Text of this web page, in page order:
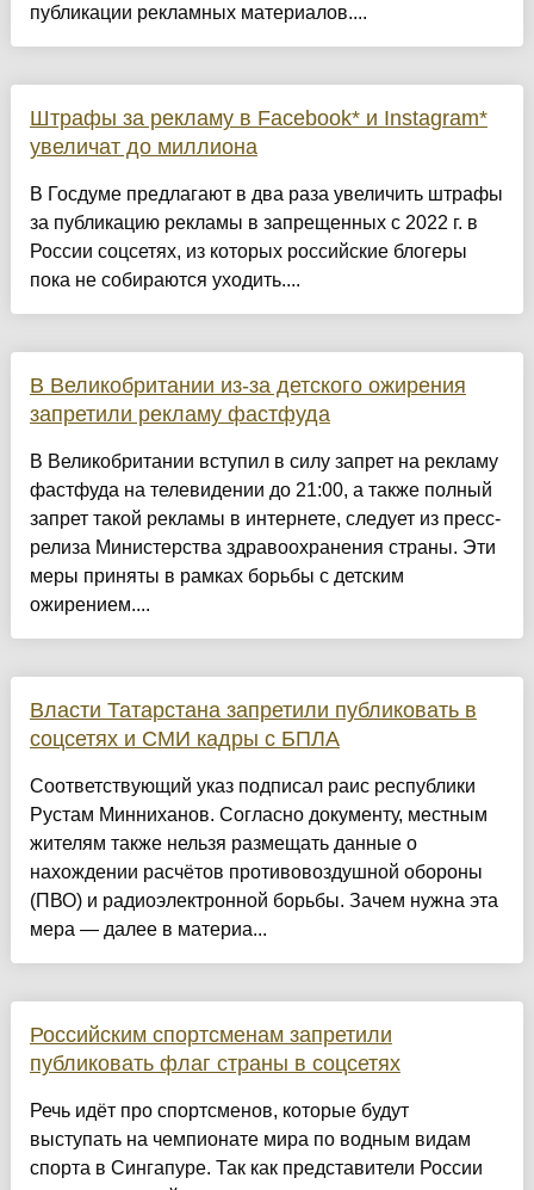
публикации рекламных материалов....
Штрафы за рекламу в Facebook* и Instagram*
увеличат до миллиона
В Госдуме предлагают в два раза увеличить штрафы
за публикацию рекламы в запрещенных с 2022 г. в
России соцсетях, из которых российские блогеры
пока не собираются уходить....
В Великобритании из-за детского ожирения
запретили рекламу фастфуда
В Великобритании вступил в силу запрет на рекламу
фастфуда на телевидении до 21:00, а также полный
запрет такой рекламы в интернете, следует из пресс-
релиза Министерства здравоохранения страны. Эти
меры приняты в рамках борьбы с детским
ожирением....
Власти Татарстана запретили публиковать в
соцсетях и СМИ кадры с БПЛА
Соответствующий указ подписал раис республики
Рустам Минниханов. Согласно документу, местным
жителям также нельзя размещать данные о
нахождении расчётов противовоздушной обороны
(ПВО) и радиоэлектронной борьбы. Зачем нужна эта
мера — далее в материа...
Российским спортсменам запретили
публиковать флаг страны в соцсетях
Речь идёт про спортсменов, которые будут
выступать на чемпионате мира по водным видам
спорта в Сингапуре. Так как представители России